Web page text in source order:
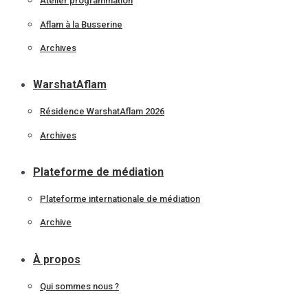
Aflam à la Busserine
Archives
WarshatAflam
Résidence WarshatAflam 2026
Archives
Plateforme de médiation
Plateforme internationale de médiation
Archive
À propos
Qui sommes nous ?